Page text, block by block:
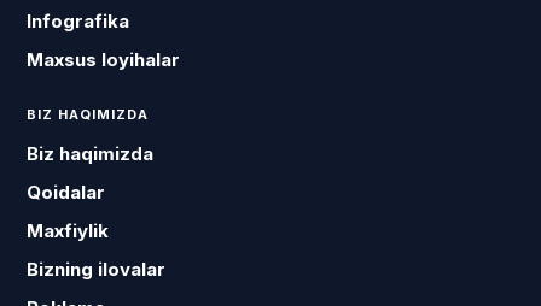
Infografika
Maxsus loyihalar
BIZ HAQIMIZDA
Biz haqimizda
Qoidalar
Maxfiylik
Bizning ilovalar